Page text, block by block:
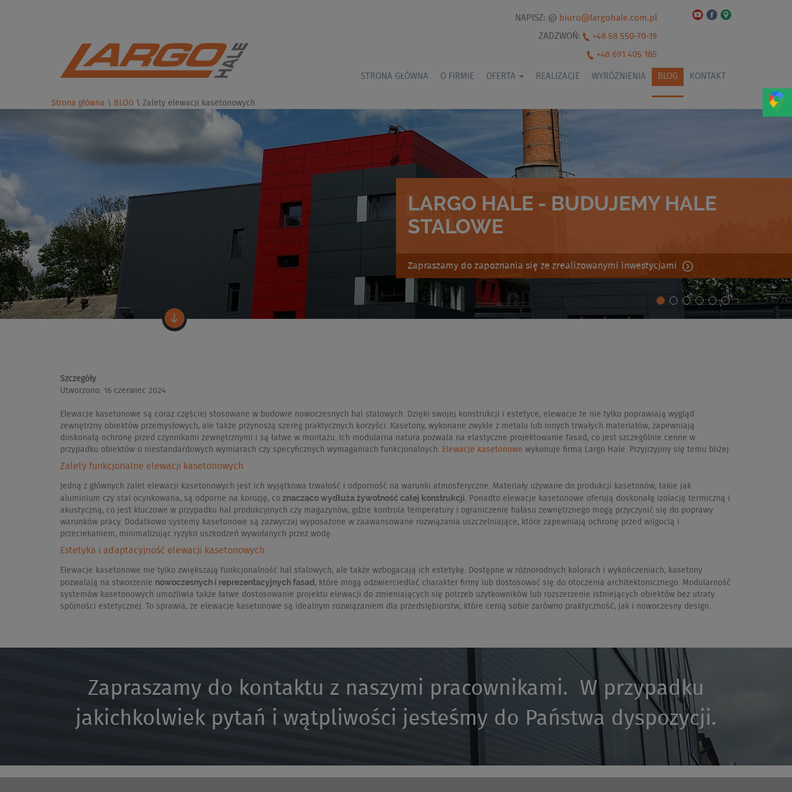
NAPISZ: @ biuro@largohale.com.pl
ZADZWOŃ: +48 58 550-70-19
+48 691 405 185
STRONA GŁÓWNA O FIRMIE OFERTA REALIZACJE WYRÓŻNIENIA BLOG KONTAKT
Strona główna \ BLOG \ Zalety elewacji kasetonowych
LARGO HALE - BUDUJEMY HALE
STALOWE
Zapraszamy do zapoznania się ze zrealizowanymi inwestycjami
Szczegóły
Utworzono: 16 czerwiec 2024
Elewacje kasetonowe są coraz częściej stosowane w budowie nowoczesnych hal stalowych. Dzięki swojej konstrukcji i estetyce, elewacje te nie tylko poprawiają wygląd
zewnętrzny obiektów przemysłowych, ale także przynoszą szereg praktycznych korzyści. Kasetony, wykonane zwykle z metalu lub innych trwałych materiałów, zapewniają
doskonałą ochronę przed czynnikami zewnętrznymi i są łatwe w montażu. Ich modularna natura pozwala na elastyczne projektowanie fasad, co jest szczególnie cenne w
przypadku obiektów o niestandardowych wymiarach czy specyficznych wymaganiach funkcjonalnych. Elewacje kasetonowe wykonuje firma Largo Hale. Przyjrzyjmy się temu bliżej.
Zalety funkcjonalne elewacji kasetonowych
Jedną z głównych zalet elewacji kasetonowych jest ich wyjątkowa trwałość i odporność na warunki atmosferyczne. Materiały używane do produkcji kasetonów, takie jak
aluminium czy stal ocynkowana, są odporne na korozję, co znacząco wydłuża żywotność całej konstrukcji. Ponadto elewacje kasetonowe oferują doskonałą izolację termiczną i
akustyczną, co jest kluczowe w przypadku hal produkcyjnych czy magazynów, gdzie kontrola temperatury i ograniczenie hałasu zewnętrznego mogą przyczynić się do poprawy
warunków pracy. Dodatkowo systemy kasetonowe są zazwyczaj wyposażone w zaawansowane rozwiązania uszczelniające, które zapewniają ochronę przed wilgocią i
przeciekaniem, minimalizując ryzyko uszkodzeń wywołanych przez wodę.
Estetyka i adaptacyjność elewacji kasetonowych
Elewacje kasetonowe nie tylko zwiększają funkcjonalność hal stalowych, ale także wzbogacają ich estetykę. Dostępne w różnorodnych kolorach i wykończeniach, kasetony
pozwalają na stworzenie nowoczesnych i reprezentacyjnych fasad , które mogą odzwierciedlać charakter firmy lub dostosować się do otoczenia architektonicznego. Modularność
systemów kasetonowych umożliwia także łatwe dostosowanie projektu elewacji do zmieniających się potrzeb użytkowników lub rozszerzenie istniejących obiektów bez utraty
spójności estetycznej. To sprawia, że elewacje kasetonowe są idealnym rozwiązaniem dla przedsiębiorstw, które cenią sobie zarówno praktyczność, jak i nowoczesny design.
Zapraszamy do kontaktu z naszymi pracownikami. W przypadku
jakichkolwiek pytań i wątpliwości jesteśmy do Państwa dyspozycji.